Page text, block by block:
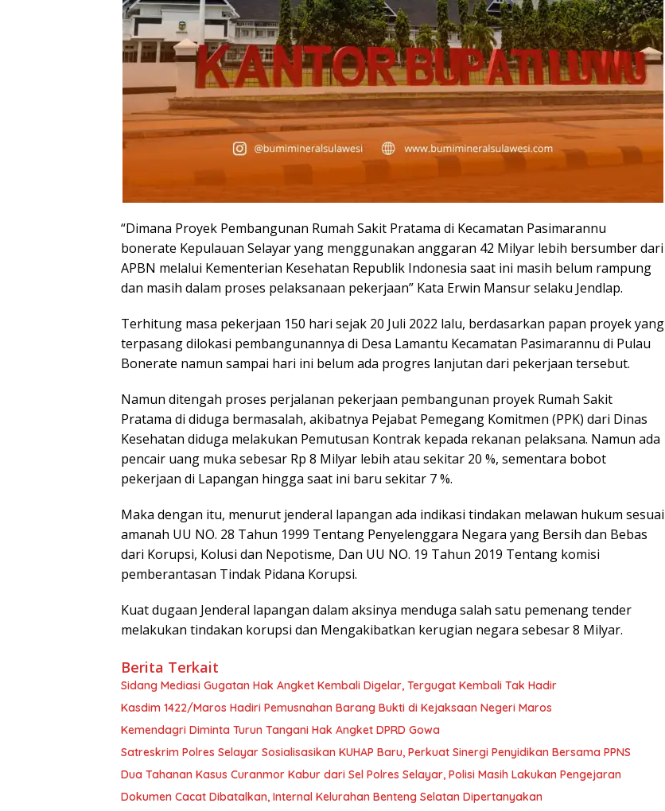
“Dimana Proyek Pembangunan Rumah Sakit Pratama di Kecamatan Pasimarannu
bonerate Kepulauan Selayar yang menggunakan anggaran 42 Milyar lebih bersumber dari
APBN melalui Kementerian Kesehatan Republik Indonesia saat ini masih belum rampung
dan masih dalam proses pelaksanaan pekerjaan” Kata Erwin Mansur selaku Jendlap.
Terhitung masa pekerjaan 150 hari sejak 20 Juli 2022 lalu, berdasarkan papan proyek yang
terpasang dilokasi pembangunannya di Desa Lamantu Kecamatan Pasimarannu di Pulau
Bonerate namun sampai hari ini belum ada progres lanjutan dari pekerjaan tersebut.
Namun ditengah proses perjalanan pekerjaan pembangunan proyek Rumah Sakit
Pratama di diduga bermasalah, akibatnya Pejabat Pemegang Komitmen (PPK) dari Dinas
Kesehatan diduga melakukan Pemutusan Kontrak kepada rekanan pelaksana. Namun ada
pencair uang muka sebesar Rp 8 Milyar lebih atau sekitar 20 %, sementara bobot
pekerjaan di Lapangan hingga saat ini baru sekitar 7 %.
Maka dengan itu, menurut jenderal lapangan ada indikasi tindakan melawan hukum sesuai
amanah UU NO. 28 Tahun 1999 Tentang Penyelenggara Negara yang Bersih dan Bebas
dari Korupsi, Kolusi dan Nepotisme, Dan UU NO. 19 Tahun 2019 Tentang komisi
pemberantasan Tindak Pidana Korupsi.
Kuat dugaan Jenderal lapangan dalam aksinya menduga salah satu pemenang tender
melakukan tindakan korupsi dan Mengakibatkan kerugian negara sebesar 8 Milyar.
Berita Terkait
Sidang Mediasi Gugatan Hak Angket Kembali Digelar, Tergugat Kembali Tak Hadir
Kasdim 1422/Maros Hadiri Pemusnahan Barang Bukti di Kejaksaan Negeri Maros
Kemendagri Diminta Turun Tangani Hak Angket DPRD Gowa
Satreskrim Polres Selayar Sosialisasikan KUHAP Baru, Perkuat Sinergi Penyidikan Bersama PPNS
Dua Tahanan Kasus Curanmor Kabur dari Sel Polres Selayar, Polisi Masih Lakukan Pengejaran
Dokumen Cacat Dibatalkan, Internal Kelurahan Benteng Selatan Dipertanyakan